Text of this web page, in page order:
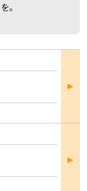
。
部屋
詳細
部屋
詳細